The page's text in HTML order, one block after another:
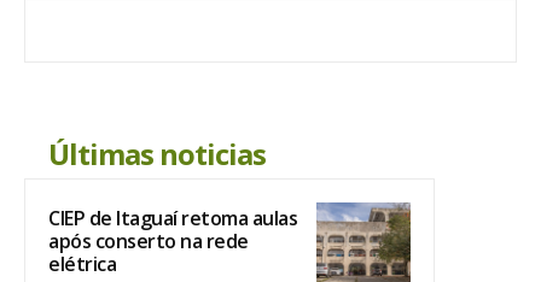
Últimas noticias
CIEP de Itaguaí retoma aulas
após conserto na rede
elétrica